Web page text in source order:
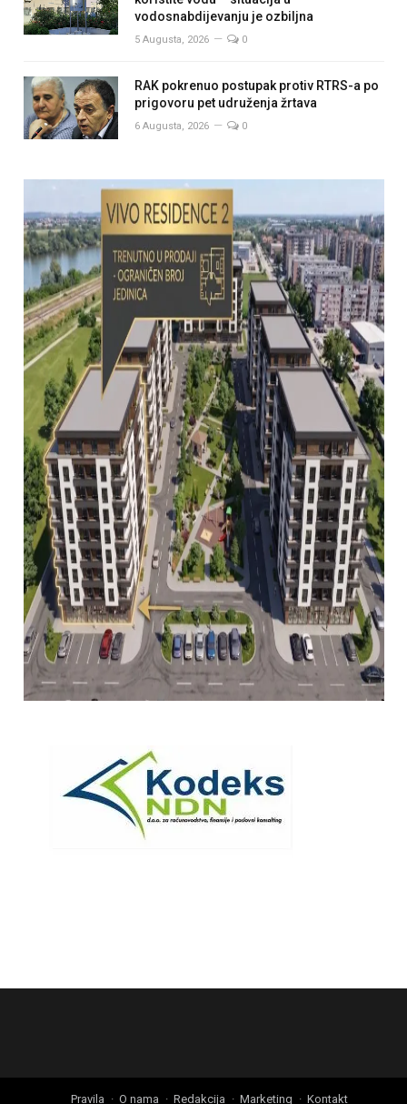
vodosnabdijevanju je ozbiljna
5 Augusta, 2026 0
RAK pokrenuo postupak protiv RTRS-a po
prigovoru pet udruženja žrtava
6 Augusta, 2026 0
Pravila O nama Redakcija Marketing Kontakt